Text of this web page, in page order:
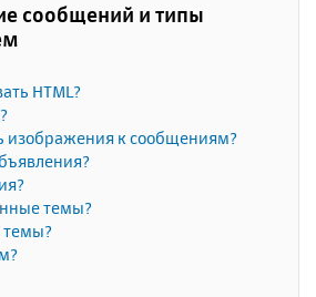
сообщений и типы
HTML?
изображения к сообщениям?
темы?
темы?